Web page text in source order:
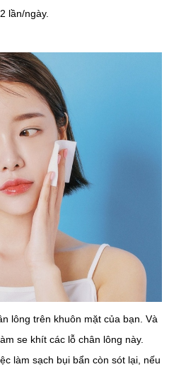
lần/ngày.
lông trên khuôn mặt của bạn. Và
se khít các lỗ chân lông này.
làm sạch bụi bẩn còn sót lại, nếu